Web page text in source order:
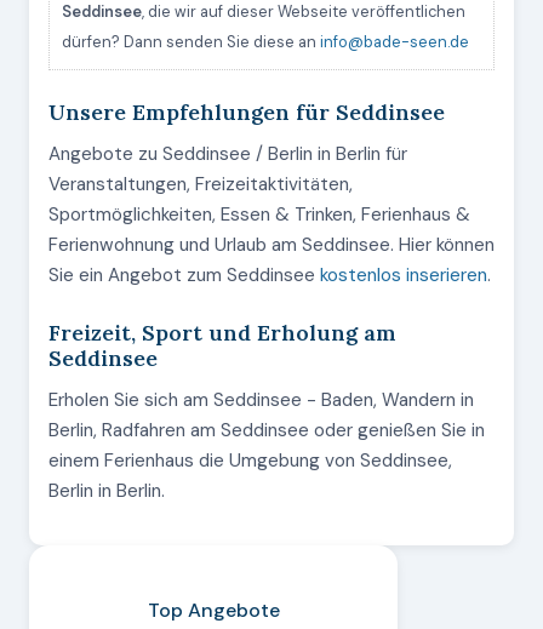
Seddinsee, die wir auf dieser Webseite veröffentlichen
dürfen? Dann senden Sie diese an info@bade-seen.de
Unsere Empfehlungen für Seddinsee
Angebote zu Seddinsee / Berlin in Berlin für
Veranstaltungen, Freizeitaktivitäten,
Sportmöglichkeiten, Essen & Trinken, Ferienhaus &
Ferienwohnung und Urlaub am Seddinsee. Hier können
Sie ein Angebot zum Seddinsee kostenlos inserieren.
Freizeit, Sport und Erholung am
Seddinsee
Erholen Sie sich am Seddinsee - Baden, Wandern in
Berlin, Radfahren am Seddinsee oder genießen Sie in
einem Ferienhaus die Umgebung von Seddinsee,
Berlin in Berlin.
Top Angebote